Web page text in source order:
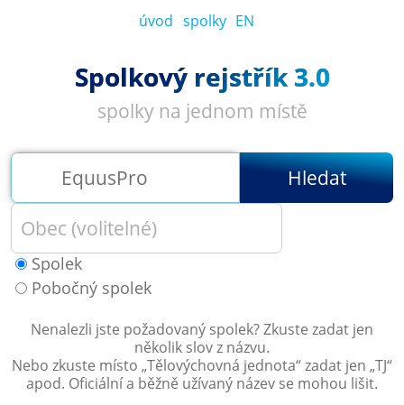
úvod spolky EN
Spolkový rejstřík 3.0
spolky na jednom místě
Hledat
Spolek
Pobočný spolek
Nenalezli jste požadovaný spolek? Zkuste zadat jen
několik slov z názvu.
Nebo zkuste místo „Tělovýchovná jednota“ zadat jen „TJ“
apod. Oficiální a běžně užívaný název se mohou lišit.